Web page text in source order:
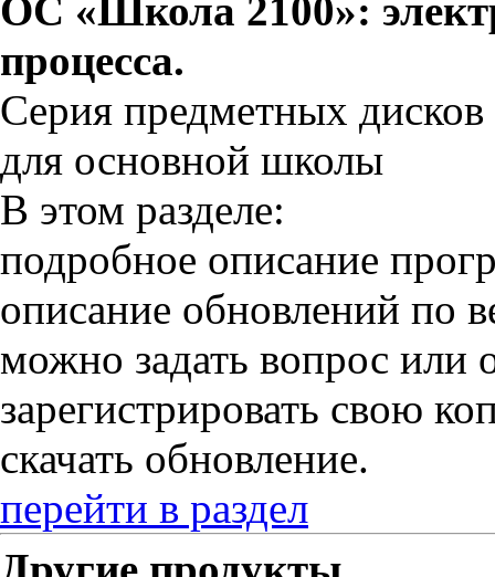
ОС «Школа 2100»:
процесса.
Серия предметных дисков
для основной школы
В этом разделе:
подробное описание
описание обновлений по
можно задать вопрос или
зарегистрировать свою
скачать обновление.
перейти в раздел